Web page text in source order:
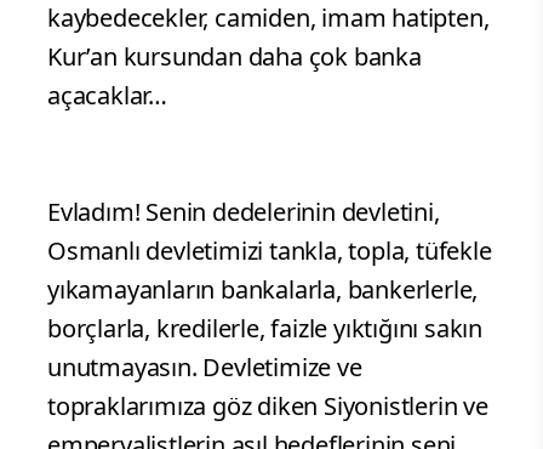
kaybedecekler, camiden, imam hatipten,
Kur’an kursundan daha çok banka
açacaklar…
Evladım! Senin dedelerinin devletini,
Osmanlı devletimizi tankla, topla, tüfekle
yıkamayanların bankalarla, bankerlerle,
borçlarla, kredilerle, faizle yıktığını sakın
unutmayasın. Devletimize ve
topraklarımıza göz diken Siyonistlerin ve